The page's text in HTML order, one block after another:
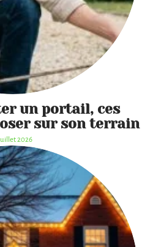
un portail, ces
sur son terrain
2026